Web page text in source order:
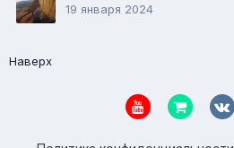
19 января 2024
Наверх